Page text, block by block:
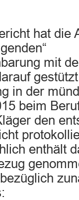
hat die
mit
in der
beim
den
enthält